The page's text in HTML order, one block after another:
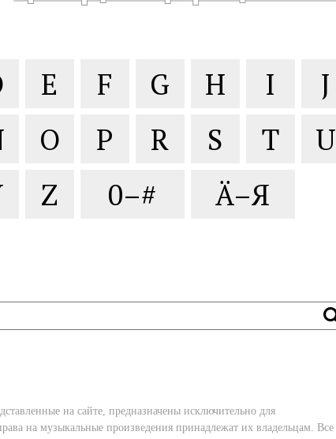
E F G H I
J
O P R S T
U
Z 0–# Ä–Я
на сайте, предназначены исключительно для
на музыкальные произведения принадлежат их владельцам. Все